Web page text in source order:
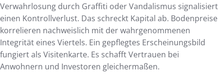
Verwahrlosung durch Graffiti oder Vandalismus signalisiert
einen Kontrollverlust. Das schreckt Kapital ab. Bodenpreise
korrelieren nachweislich mit der wahrgenommenen
Integrität eines Viertels. Ein gepflegtes Erscheinungsbild
fungiert als Visitenkarte. Es schafft Vertrauen bei
Anwohnern und Investoren gleichermaßen.